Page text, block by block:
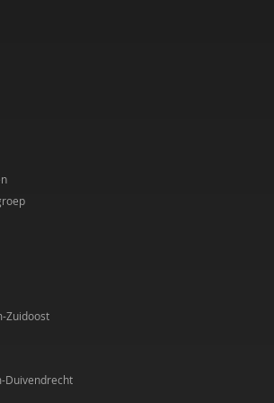
Kamouni
Sande
Zuidoost
Duivendrecht